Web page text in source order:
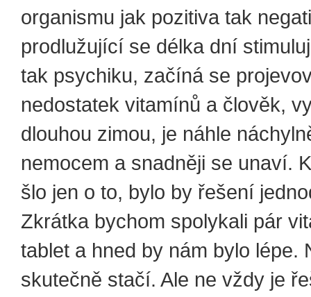
organismu jak pozitiva tak
prodlužující se délka dní
tak psychiku, začíná se
nedostatek vitamínů a člověk,
dlouhou zimou, je náhle
nemocem a snadněji se unaví.
šlo jen o to, bylo by řešení
Zkrátka bychom spolykali pár
tablet a hned by nám bylo lépe.
skutečně stačí. Ale ne vždy je